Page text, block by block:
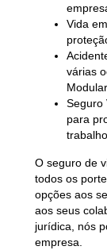
Vida
várias
Seguro
para
trabalho.
O seguro de
todos os
opções aos
aos seus
jurídica, nós
empresa.